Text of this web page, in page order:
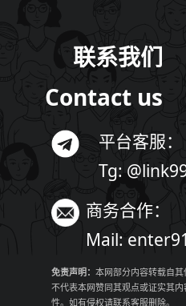
联系我们
Contact us
平台客服：
Tg:
商务合作：
Mail:
免责声明： 本网部分内容转载自
不代表本网赞同其观点或证实其
性。如有侵权请联系客服删除。